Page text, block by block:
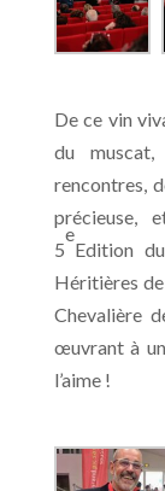
De ce vin
du
rencontres,
précieuse,
5
e
Edition
Héritières de
Chevalière
œuvrant à
l’aime !